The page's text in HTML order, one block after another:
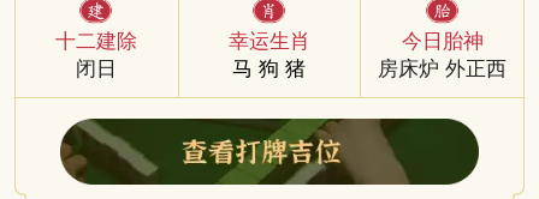
十二建除
闭日
幸运生肖
马 狗 猪
今日胎神
房床炉 外正西